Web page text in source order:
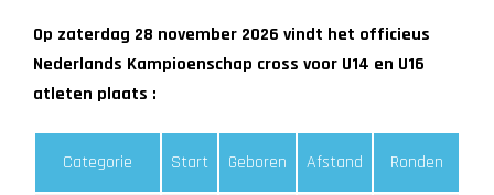
Op zaterdag 28 november 2026 vindt het officieus
Nederlands Kampioenschap cross voor U14 en U16
atleten plaats :
Categorie Start Geboren Afstand Ronden